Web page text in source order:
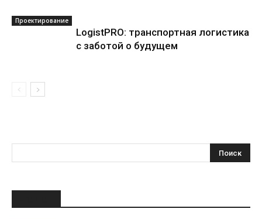
Проектирование
LogistPRO: транспортная логистика
с заботой о будущем